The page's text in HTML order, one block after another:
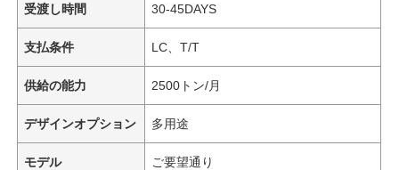
受渡し時間 30-45DAYS
支払条件 LC、T/T
供給の能力 2500トン/月
デザインオプション 多用途
モデル ご要望通り